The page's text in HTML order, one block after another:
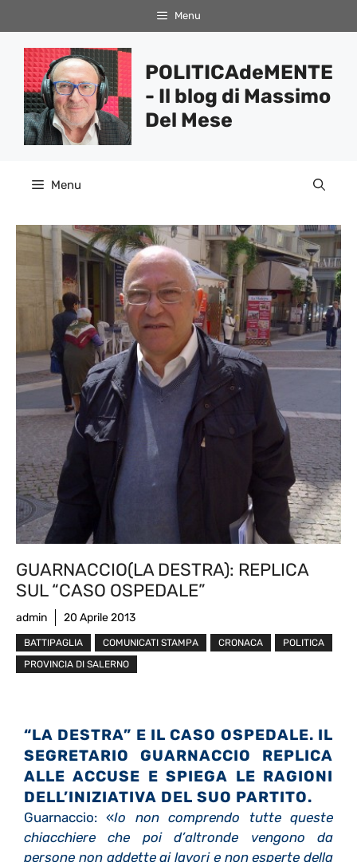
al
contenuto
Menu
POLITICAdeMENTE
- Il blog di Massimo
Del Mese
Menu
GUARNACCIO(LA DESTRA): REPLICA
SUL “CASO OSPEDALE”
admin 20 Aprile 2013
BATTIPAGLIA COMUNICATI STAMPA CRONACA
POLITICA
PROVINCIA DI SALERNO
“LA DESTRA” E IL CASO OSPEDALE. IL
SEGRETARIO GUARNACCIO REPLICA
ALLE ACCUSE E SPIEGA LE RAGIONI
DELL’INIZIATIVA DEL SUO PARTITO.
Guarnaccio: «Io non comprendo tutte queste
chiacchiere che poi d’altronde vengono da
persone non addette ai lavori e non esperte della